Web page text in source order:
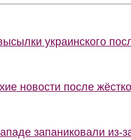
украинского
новости после
запаниковали из-